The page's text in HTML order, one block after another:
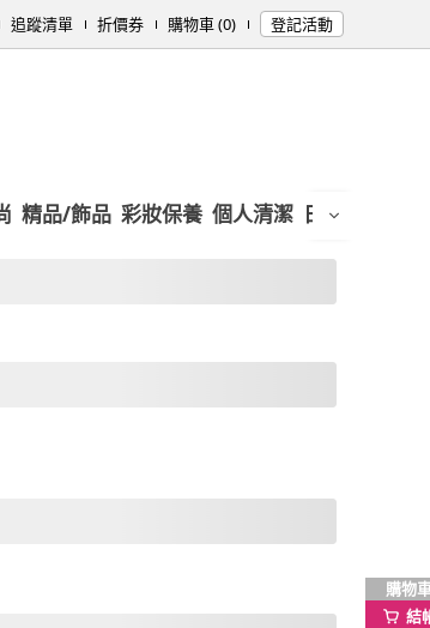
追蹤清單 折價券 購物車 (0) 登記活動
精品/飾品 彩妝保養 個人清潔 日用/紙品
購物
結